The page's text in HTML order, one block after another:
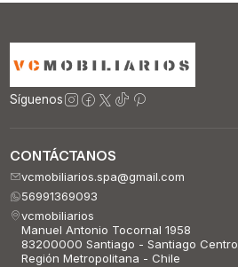
Síguenos
CONTÁCTANOS
vcmobiliarios.spa@gmail.com
56991369093
vcmobiliarios
Manuel Antonio Tocornal 1958
83200000 Santiago - Santiago Centro
Región Metropolitana - Chile